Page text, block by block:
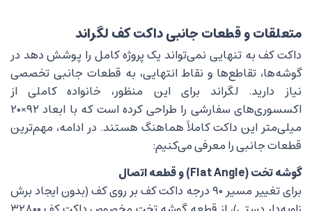
متعلقات و قطعات جانبی داکت کف لگراند
داکت کف به تنهایی نمی‌تواند یک پروژه کامل را پوشش دهد در
گوشه‌ها، تقاطع‌ها و نقاط انتهایی، به قطعات جانبی تخصصی
نیاز دارید. لگراند برای این منظور، خانواده کاملی از
اکسسوری‌های سفارشی را طراحی کرده است که با ابعاد ۹۲×۲۰
میلی‌متر این داکت کاملاً هماهنگ هستند. در ادامه، مهم‌ترین
قطعات جانبی را معرفی می‌کنیم:
گوشه تخت (Flat Angle) و قطعه اتصال
برای تغییر مسیر ۹۰ درجه داکت کف بر روی کف (بدون ایجاد برش